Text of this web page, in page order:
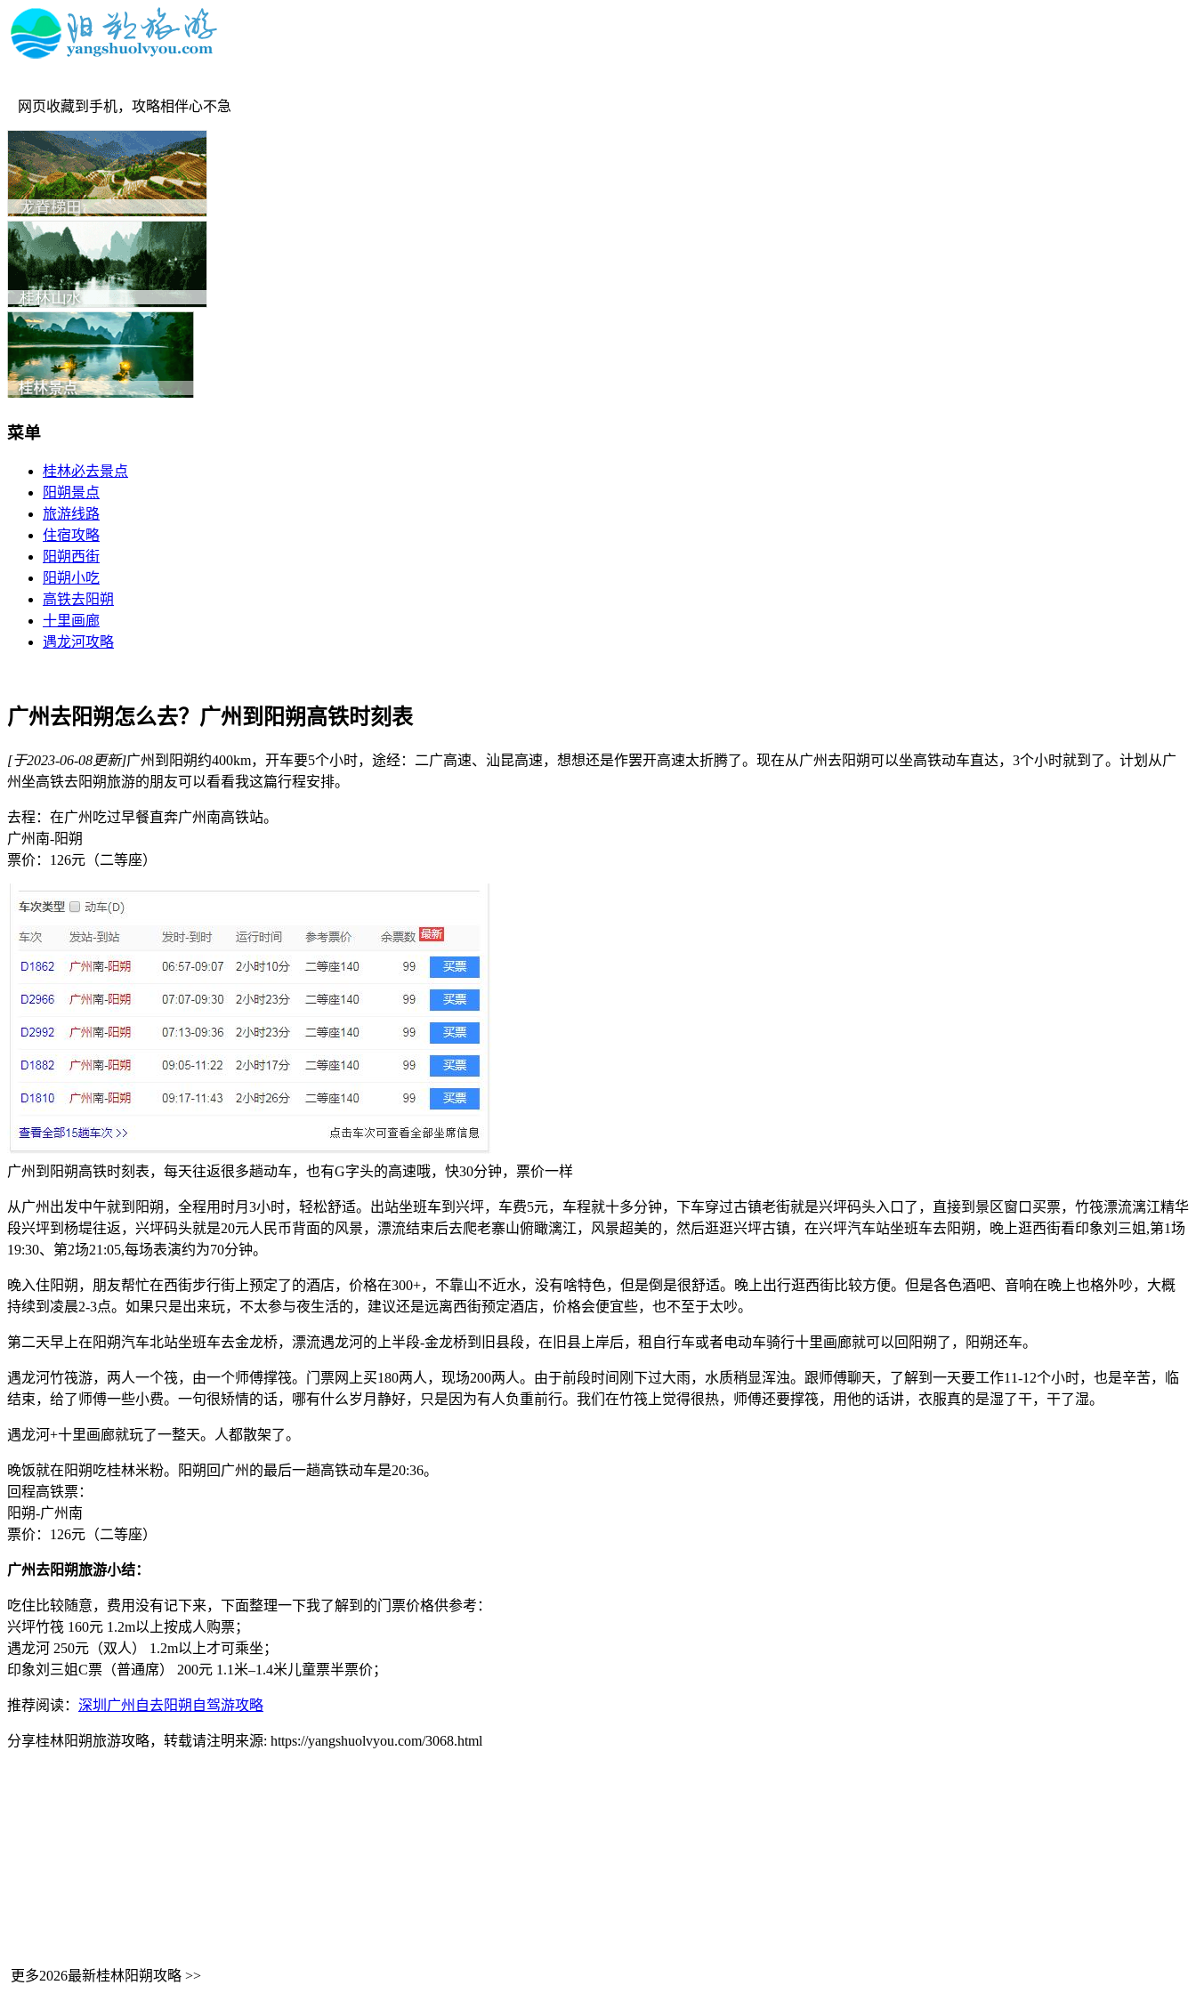
网页收藏到手机，攻略相伴心不急
菜单
桂林必去景点
阳朔景点
旅游线路
住宿攻略
阳朔西街
阳朔小吃
高铁去阳朔
十里画廊
遇龙河攻略
广州去阳朔怎么去？广州到阳朔高铁时刻表
[于2023-06-08更新]广州到阳朔约400km，开车要5个小时，途经：二广高速、汕昆高速，想想还是作罢开高速太折腾了。现在从广州去阳朔可以坐高铁动车直达，3个小时就到了。计划从广
州坐高铁去阳朔旅游的朋友可以看看我这篇行程安排。
去程：在广州吃过早餐直奔广州南高铁站。
广州南-阳朔
票价：126元（二等座）
广州到阳朔高铁时刻表，每天往返很多趟动车，也有G字头的高速哦，快30分钟，票价一样
从广州出发中午就到阳朔，全程用时月3小时，轻松舒适。出站坐班车到兴坪，车费5元，车程就十多分钟，下车穿过古镇老街就是兴坪码头入口了，直接到景区窗口买票，竹筏漂流漓江精华
段兴坪到杨堤往返，兴坪码头就是20元人民币背面的风景，漂流结束后去爬老寨山俯瞰漓江，风景超美的，然后逛逛兴坪古镇，在兴坪汽车站坐班车去阳朔，晚上逛西街看印象刘三姐,第1场
19:30、第2场21:05,每场表演约为70分钟。
晚入住阳朔，朋友帮忙在西街步行街上预定了的酒店，价格在300+，不靠山不近水，没有啥特色，但是倒是很舒适。晚上出行逛西街比较方便。但是各色酒吧、音响在晚上也格外吵，大概
持续到凌晨2-3点。如果只是出来玩，不太参与夜生活的，建议还是远离西街预定酒店，价格会便宜些，也不至于太吵。
第二天早上在阳朔汽车北站坐班车去金龙桥，漂流遇龙河的上半段-金龙桥到旧县段，在旧县上岸后，租自行车或者电动车骑行十里画廊就可以回阳朔了，阳朔还车。
遇龙河竹筏游，两人一个筏，由一个师傅撑筏。门票网上买180两人，现场200两人。由于前段时间刚下过大雨，水质稍显浑浊。跟师傅聊天，了解到一天要工作11-12个小时，也是辛苦，临
结束，给了师傅一些小费。一句很矫情的话，哪有什么岁月静好，只是因为有人负重前行。我们在竹筏上觉得很热，师傅还要撑筏，用他的话讲，衣服真的是湿了干，干了湿。
遇龙河+十里画廊就玩了一整天。人都散架了。
晚饭就在阳朔吃桂林米粉。阳朔回广州的最后一趟高铁动车是20:36。
回程高铁票：
阳朔-广州南
票价：126元（二等座）
广州去阳朔旅游小结：
吃住比较随意，费用没有记下来，下面整理一下我了解到的门票价格供参考：
兴坪竹筏 160元 1.2m以上按成人购票；
遇龙河 250元（双人） 1.2m以上才可乘坐；
印象刘三姐C票（普通席） 200元 1.1米–1.4米儿童票半票价；
推荐阅读： 深圳广州自去阳朔自驾游攻略
分享桂林阳朔旅游攻略，转载请注明来源: https://yangshuolvyou.com/3068.html
更多2026最新桂林阳朔攻略 >>